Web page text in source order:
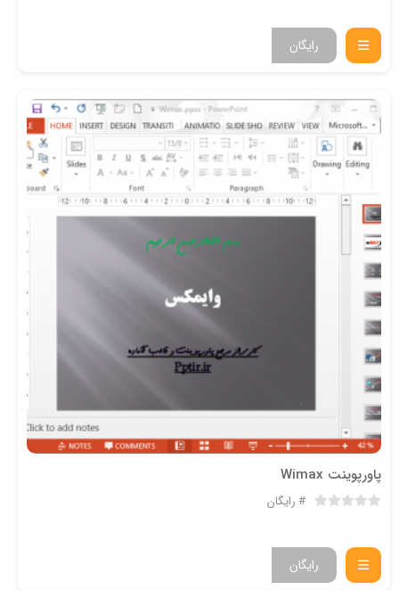
رایگان
پاورپوینت Wimax
رایگان
رایگان